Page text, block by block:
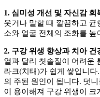
1. 심미성 개선 및 자신감 회
웃거나 말할 때 깔끔하고 균
소와 얼굴 전체의 조화를
2. 구강 위생 향상과 치아 건
열과 달리 칫솔질이 어려운
라크(치태)가 쉽게 쌓입니다
의 주된 원인이 됩니다. 덧
이 용이해져 구강 위생이